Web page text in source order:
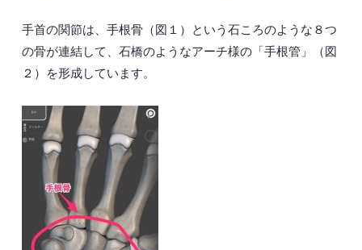
手首の関節は、手根骨（図１）という石ころのような８つ
の骨が連結して、石橋のようなアーチ様の「手根管」（図
２）を形成しています。